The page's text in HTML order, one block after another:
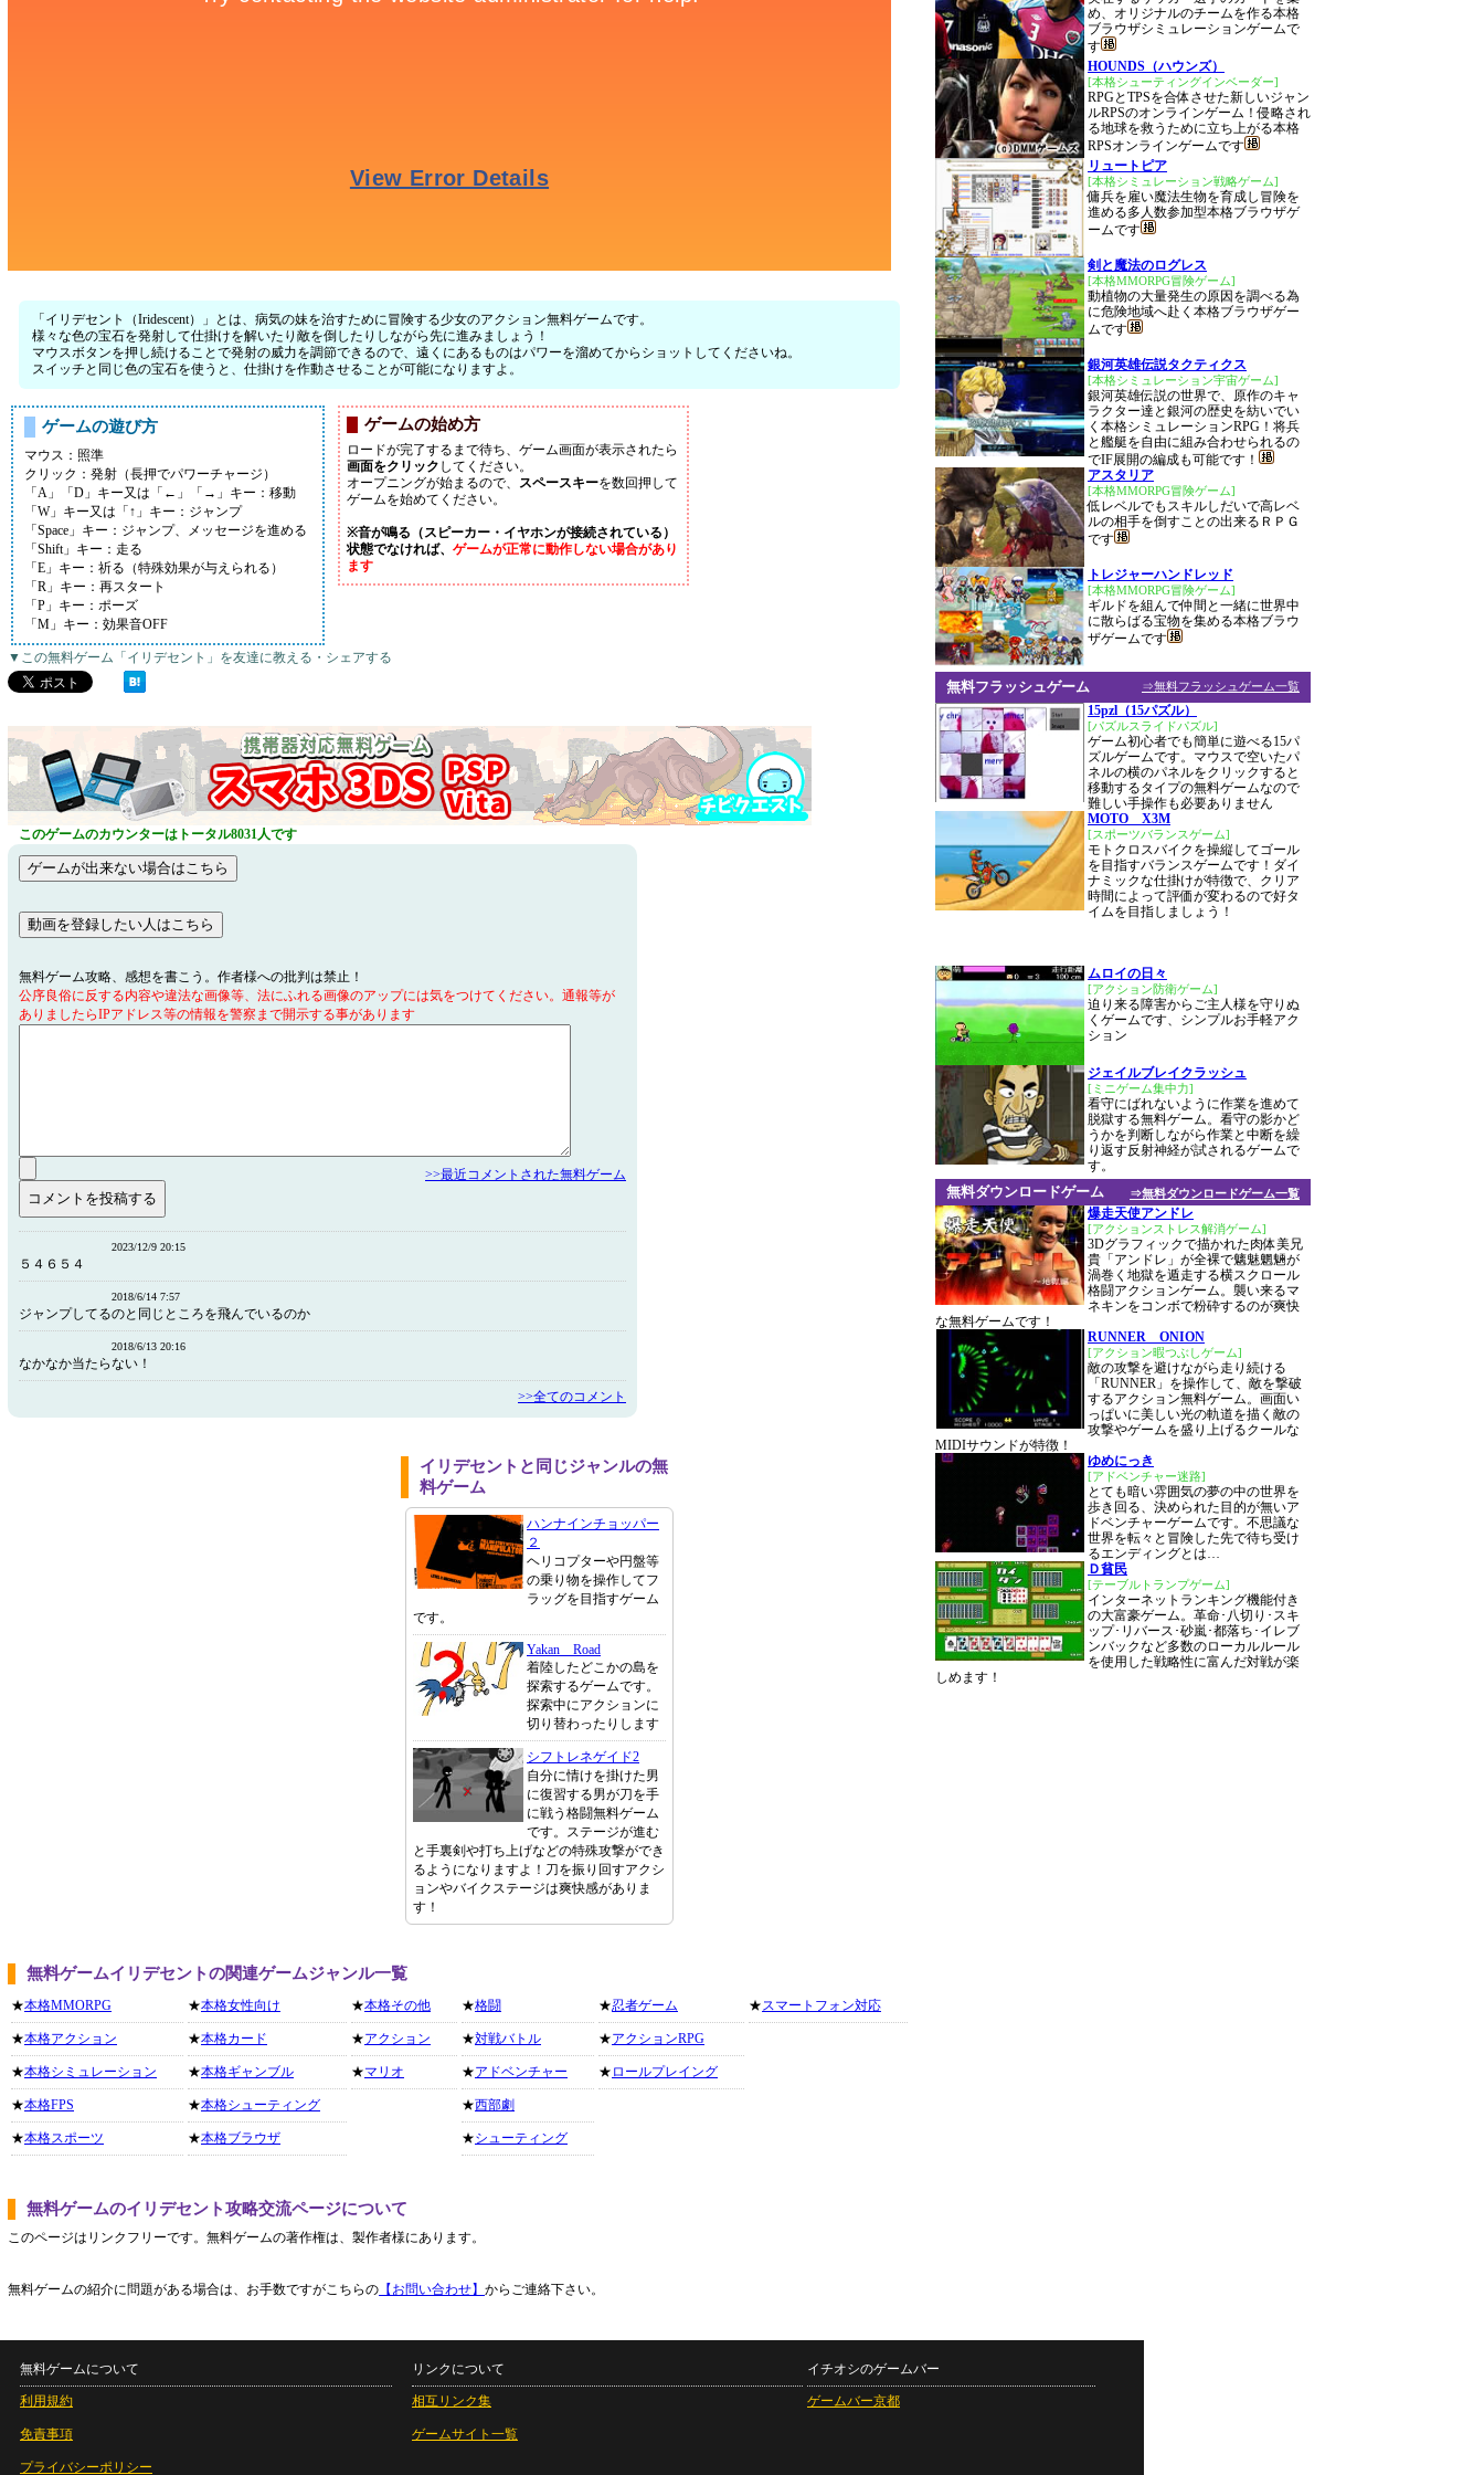
「イリデセント（Iridescent）」とは、病気の妹を治すために冒険する少女のアクション無料ゲームです。
様々な色の宝石を発射して仕掛けを解いたり敵を倒したりしながら先に進みましょう！
マウスボタンを押し続けることで発射の威力を調節できるので、遠くにあるものはパワーを溜めてからショットしてくださいね。
スイッチと同じ色の宝石を使うと、仕掛けを作動させることが可能になりますよ。
ゲームの遊び方
マウス：照準
クリック：発射（長押でパワーチャージ）
「A」「D」キー又は「←」「→」キー：移動
「W」キー又は「↑」キー：ジャンプ
「Space」キー：ジャンプ、メッセージを進める
「Shift」キー：走る
「E」キー：祈る（特殊効果が与えられる）
「R」キー：再スタート
「P」キー：ポーズ
「M」キー：効果音OFF
ゲームの始め方
ロードが完了するまで待ち、ゲーム画面が表示されたら
画面をクリック してください。
オープニングが始まるので、 スペースキーを数回押して
ゲームを始めてください。
※音が鳴る（スピーカー・イヤホンが接続されている）
状態でなければ、 ゲームが正常に動作しない場合があり
ます
▼この無料ゲーム「イリデセント」を友達に教える・シェアする
このゲームのカウンターはトータル8031人です
無料ゲーム攻略、感想を書こう。作者様への批判は禁止！
公序良俗に反する内容や違法な画像等、法にふれる画像のアップには気をつけてください。通報等が
ありましたらIPアドレス等の情報を警察まで開示する事があります
>>最近コメントされた無料ゲーム
2023/12/9 20:15
５４６５４
2018/6/14 7:57
ジャンプしてるのと同じところを飛んでいるのか
2018/6/13 20:16
なかなか当たらない！
>>全てのコメント
イリデセントと同じジャンルの無
料ゲーム
ハンナインチョッパー
２
ヘリコプターや円盤等
の乗り物を操作してフ
ラッグを目指すゲーム
です。
Yakan Road
着陸したどこかの島を
探索するゲームです。
探索中にアクションに
切り替わったりします
シフトレネゲイド2
自分に情けを掛けた男
に復習する男が刀を手
に戦う格闘無料ゲーム
です。ステージが進む
と手裏剣や打ち上げなどの特殊攻撃ができ
るようになりますよ！刀を振り回すアクシ
ョンやバイクステージは爽快感がありま
す！
無料ゲームイリデセントの関連ゲームジャンル一覧
★本格MMORPG
★本格アクション
★本格シミュレーション
★本格FPS
★本格スポーツ
★本格女性向け
★本格カード
★本格ギャンブル
★本格シューティング
★本格ブラウザ
★本格その他
★アクション
★マリオ
★格闘
★対戦バトル
★アドベンチャー
★西部劇
★シューティング
★忍者ゲーム
★アクションRPG
★ ロールプレイング
★スマートフォン対応
無料ゲームのイリデセント攻略交流ページについて
このページはリンクフリーです。無料ゲームの著作権は、製作者様にあります。
無料ゲームの紹介に問題がある場合は、お手数ですがこちらの 【お問い合わせ】 からご連絡下さい。
め、オリジナルのチームを作る本格
ブラウザシミュレーションゲームで
す
HOUNDS（ハウンズ）
[本格シューティングインベーダー]
RPGとTPSを合体させた新しいジャン
ルRPSのオンラインゲーム！侵略され
る地球を救うために立ち上がる本格
RPSオンラインゲームです
リュートピア
[本格シミュレーション戦略ゲーム]
傭兵を雇い魔法生物を育成し冒険を
進める多人数参加型本格ブラウザゲ
ームです
剣と魔法のログレス
[本格MMORPG冒険ゲーム]
動植物の大量発生の原因を調べる為
に危険地域へ赴く本格ブラウザゲー
ムです
銀河英雄伝説タクティクス
[本格シミュレーション宇宙ゲーム]
銀河英雄伝説の世界で、原作のキャ
ラクター達と銀河の歴史を紡いでい
く本格シミュレーションRPG！将兵
と艦艇を自由に組み合わせられるの
でIF展開の編成も可能です！
アスタリア
[本格MMORPG冒険ゲーム]
低レベルでもスキルしだいで高レベ
ルの相手を倒すことの出来るＲＰＧ
です
トレジャーハンドレッド
[本格MMORPG冒険ゲーム]
ギルドを組んで仲間と一緒に世界中
に散らばる宝物を集める本格ブラウ
ザゲームです
⇒無料フラッシュゲーム一覧
無料フラッシュゲーム
15pzl（15パズル）
[パズルスライドパズル]
ゲーム初心者でも簡単に遊べる15パ
ズルゲームです。マウスで空いたパ
ネルの横のパネルをクリックすると
移動するタイプの無料ゲームなので
難しい手操作も必要ありません
MOTO X3M
[スポーツバランスゲーム]
モトクロスバイクを操縦してゴール
を目指すバランスゲームです！ダイ
ナミックな仕掛けが特徴で、クリア
時間によって評価が変わるので好タ
イムを目指しましょう！
ムロイの日々
[アクション防衛ゲーム]
迫り来る障害からご主人様を守りぬ
くゲームです、シンプルお手軽アク
ション
ジェイルブレイクラッシュ
[ミニゲーム集中力]
看守にばれないように作業を進めて
脱獄する無料ゲーム。看守の影かど
うかを判断しながら作業と中断を繰
り返す反射神経が試されるゲームで
す。
⇒無料ダウンロードゲーム一覧
無料ダウンロードゲーム
爆走天使アンドレ
[アクションストレス解消ゲーム]
3Dグラフィックで描かれた肉体美兄
貴「アンドレ」が全裸で魑魅魍魎が
渦巻く地獄を遁走する横スクロール
格闘アクションゲーム。襲い来るマ
ネキンをコンボで粉砕するのが爽快
な無料ゲームです！
RUNNER ONION
[アクション暇つぶしゲーム]
敵の攻撃を避けながら走り続ける
「RUNNER」を操作して、敵を撃破
するアクション無料ゲーム。画面い
っぱいに美しい光の軌道を描く敵の
攻撃やゲームを盛り上げるクールな
MIDIサウンドが特徴！
ゆめにっき
[アドベンチャー迷路]
とても暗い雰囲気の夢の中の世界を
歩き回る、決められた目的が無いア
ドベンチャーゲームです。不思議な
世界を転々と冒険した先で待ち受け
るエンディングとは…
Ｄ貧民
[テーブルトランプゲーム]
インターネットランキング機能付き
の大富豪ゲーム。革命･八切り･スキ
ップ･リバース･砂嵐･都落ち･イレブ
ンバックなど多数のローカルルール
を使用した戦略性に富んだ対戦が楽
しめます！
無料ゲームについて
利用規約
免責事項
プライバシーポリシー
リンクについて
相互リンク集
ゲームサイト一覧
イチオシのゲームバー
ゲームバー京都